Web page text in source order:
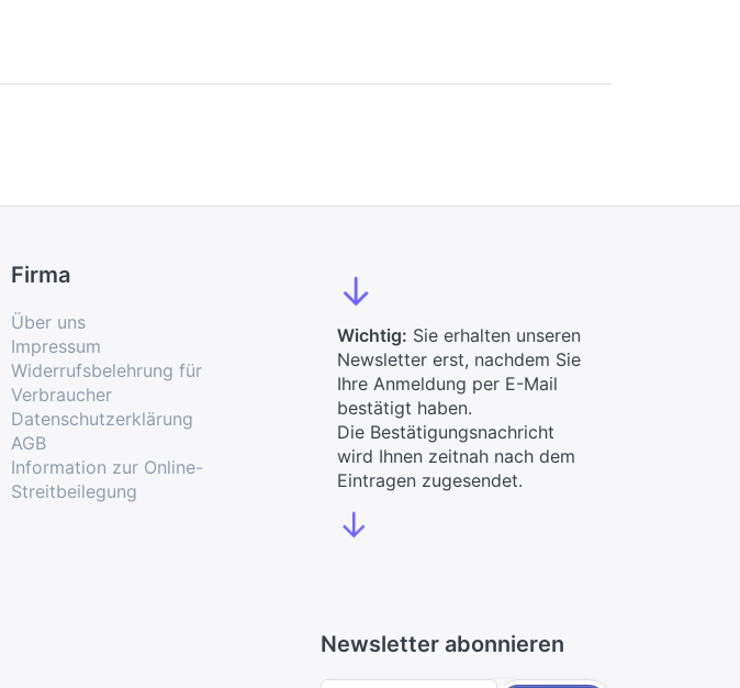
Firma
Über uns
Impressum
Widerrufsbelehrung für
Verbraucher
Datenschutzerklärung
AGB
Information zur Online-
Streitbeilegung
↓
Wichtig: Sie erhalten unseren
Newsletter erst, nachdem Sie
Ihre Anmeldung per E-Mail
bestätigt haben.
Die Bestätigungsnachricht
wird Ihnen zeitnah nach dem
Eintragen zugesendet.
↓
Newsletter abonnieren